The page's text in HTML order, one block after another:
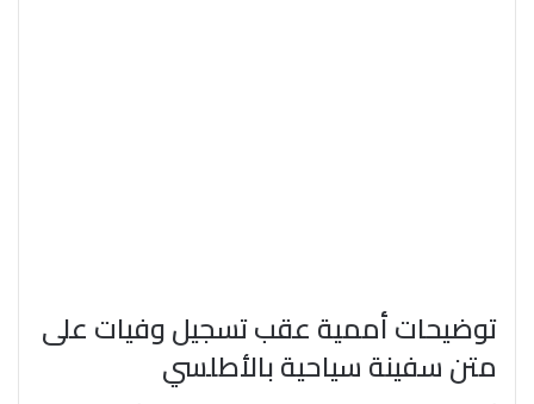
توضيحات أممية عقب تسجيل وفيات على
متن سفينة سياحية بالأطلسي